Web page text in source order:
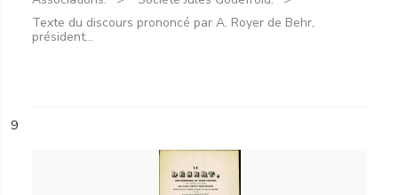
Texte du discours prononcé par A. Royer de Behr,
président...
9